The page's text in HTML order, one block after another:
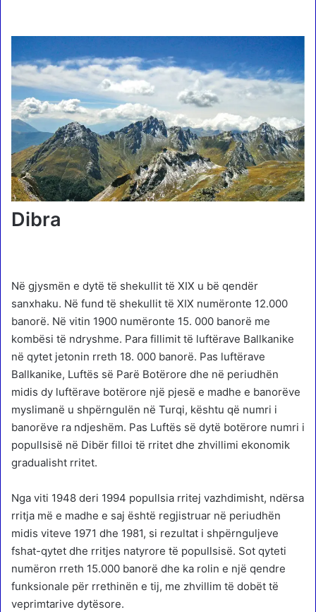
Dibra
Në gjysmën e dytë të shekullit të XIX u bë qendër
sanxhaku. Në fund të shekullit të XIX numëronte 12.000
banorë. Në vitin 1900 numëronte 15. 000 banorë me
kombësi të ndryshme. Para fillimit të luftërave Ballkanike
në qytet jetonin rreth 18. 000 banorë. Pas luftërave
Ballkanike, Luftës së Parë Botërore dhe në periudhën
midis dy luftërave botërore një pjesë e madhe e banorëve
myslimanë u shpërngulën në Turqi, kështu që numri i
banorëve ra ndjeshëm. Pas Luftës së dytë botërore numri i
popullsisë në Dibër filloi të rritet dhe zhvillimi ekonomik
gradualisht rritet.
Nga viti 1948 deri 1994 popullsia rritej vazhdimisht, ndërsa
rritja më e madhe e saj është regjistruar në periudhën
midis viteve 1971 dhe 1981, si rezultat i shpërnguljeve
fshat-qytet dhe rritjes natyrore të popullsisë. Sot qyteti
numëron rreth 15.000 banorë dhe ka rolin e një qendre
funksionale për rrethinën e tij, me zhvillim të dobët të
veprimtarive dytësore.